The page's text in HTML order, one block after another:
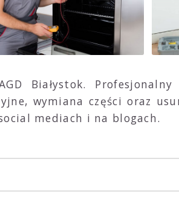
Białystok.
wymiana części oraz
mediach i na blogach.